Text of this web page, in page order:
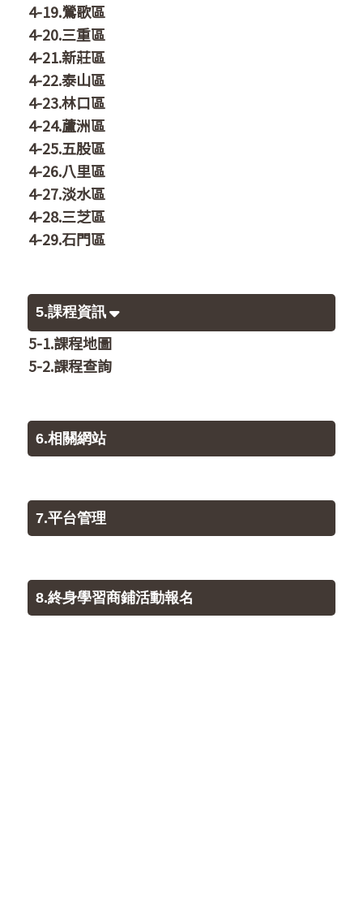
4-19.鶯歌區
4-20.三重區
4-21.新莊區
4-22.泰山區
4-23.林口區
4-24.蘆洲區
4-25.五股區
4-26.八里區
4-27.淡水區
4-28.三芝區
4-29.石門區
5.課程資訊
5-1.課程地圖
5-2.課程查詢
6.相關網站
7.平台管理
8.終身學習商鋪活動報名